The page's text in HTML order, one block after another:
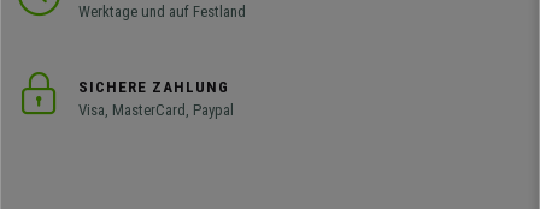
Werktage und auf Festland
SICHERE ZAHLUNG
Visa, MasterCard, Paypal